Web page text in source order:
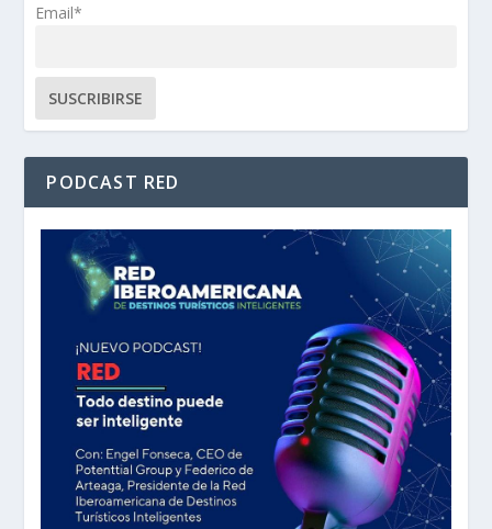
Email*
PODCAST RED